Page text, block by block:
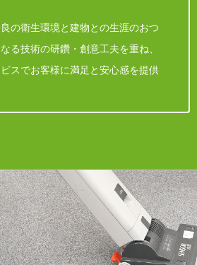
の衛生環境と建物との生涯のおつ
る技術の研鑽・創意工夫を重ね、
スでお客様に満足と安心感を提供